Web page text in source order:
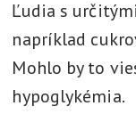
Ľudia s
napríklad
Mohlo by to
hypoglykémia.